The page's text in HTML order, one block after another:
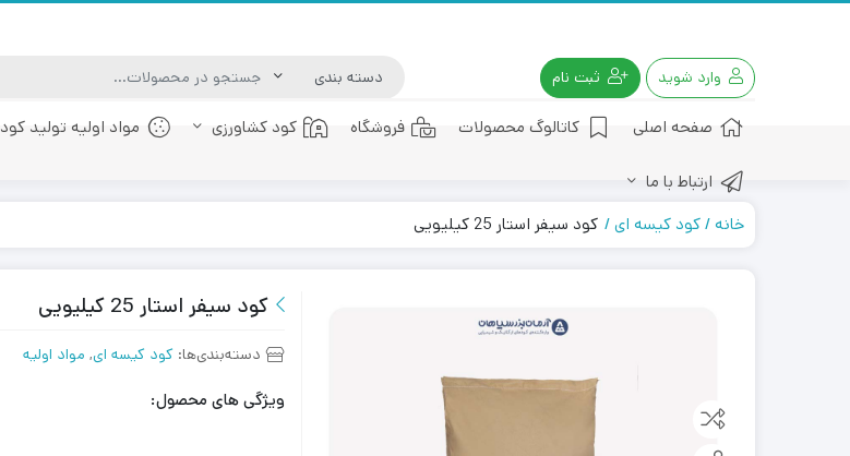
وارد شوید ثبت نام
صفحه اصلی کاتالوگ محصولات فروشگاه کود کشاورزی مواد اولیه تولید کود
ارتباط با ما
خانه کود کیسه ای کود سیفر استار 25 کیلیویی
کود سیفر استار 25 کیلیویی
دسته‌بندی‌ها:کود کیسه ای, مواد اولیه
ویژگی های محصول: